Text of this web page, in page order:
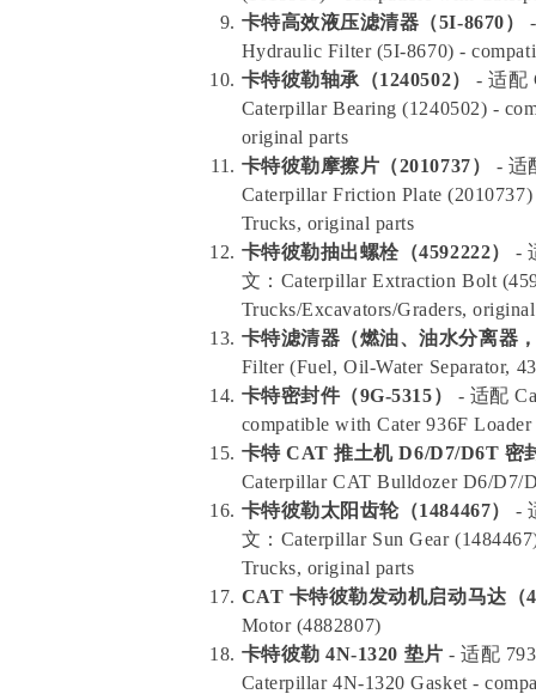
卡特高效液压滤清器（5I-8670）
Hydraulic Filter (5I-8670) -
卡特彼勒轴承（1240502）
- 适配
Caterpillar Bearing (1240502) -
original parts
卡特彼勒摩擦片（2010737）
- 适
Caterpillar Friction Plate
Trucks, original parts
卡特彼勒抽出螺栓（4592222）
-
文：Caterpillar Extraction Bolt
Trucks/Excavators/Graders,
卡特滤清器（燃油、油水分离器
Filter (Fuel, Oil-Water Separator,
卡特密封件（9G-5315）
- 适配
compatible with Cater 936F Loader
卡特 CAT 推土机 D6/D7/D6T 密
Caterpillar CAT Bulldozer D6/D7/
卡特彼勒太阳齿轮（1484467）
-
文：Caterpillar Sun Gear
Trucks, original parts
CAT 卡特彼勒发动机启动马达（
Motor (4882807)
卡特彼勒 4N-1320 垫片 - 适配
Caterpillar 4N-1320 Gasket -